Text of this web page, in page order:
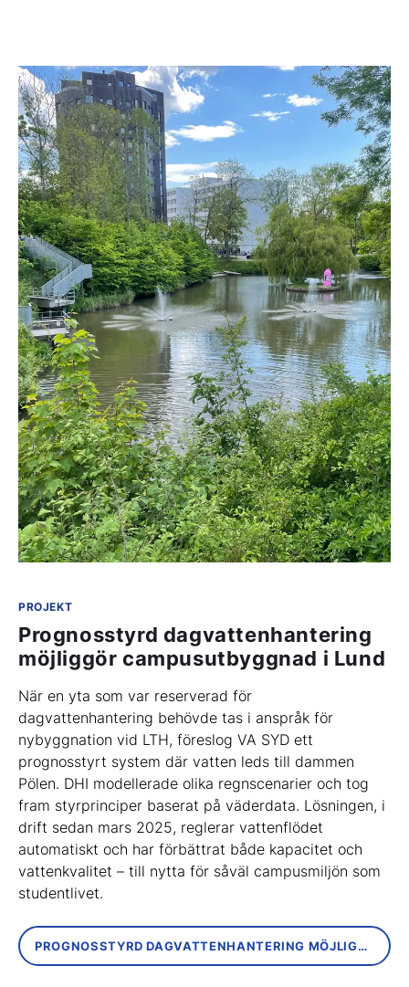
PROJEKT
Prognosstyrd dagvattenhantering
möjliggör campusutbyggnad i Lund
När en yta som var reserverad för
dagvattenhantering behövde tas i anspråk för
nybyggnation vid LTH, föreslog VA SYD ett
prognosstyrt system där vatten leds till dammen
Pölen. DHI modellerade olika regnscenarier och tog
fram styrprinciper baserat på väderdata. Lösningen, i
drift sedan mars 2025, reglerar vattenflödet
automatiskt och har förbättrat både kapacitet och
vattenkvalitet – till nytta för såväl campusmiljön som
studentlivet.
PROGNOSSTYRD DAGVATTENHANTERING MÖJLIGGÖR CAMPUSUTBYGGNAD I LUND